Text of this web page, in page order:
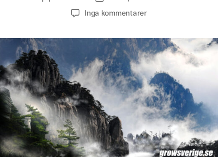
Inga kommentarertill
första
absoluta
utsläppsmålet
–
sju
till
tio
procent
under
utsläppstoppen
till